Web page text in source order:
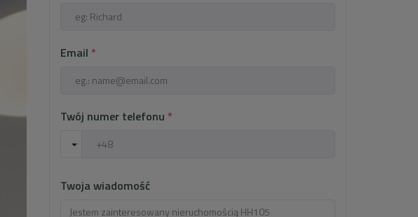
Email *
Twój numer telefonu *
Twoja wiadomość